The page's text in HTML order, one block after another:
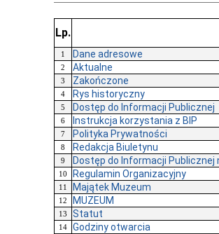
Lp.
1 Dane adresowe
2
Aktualne
3
Zakończone
4
Rys historyczny
5
Dostęp do Informacji Publicznej
6
Instrukcja korzystania z BIP
7
Polityka Prywatności
8
Redakcja Biuletynu
9
Dostęp do Informacji Publicznej
10
Regulamin Organizacyjny
11
Majątek Muzeum
12
MUZEUM
13
Statut
14
Godziny otwarcia